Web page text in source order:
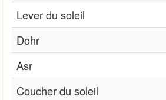
Lever du soleil
Dohr
Asr
Coucher du soleil